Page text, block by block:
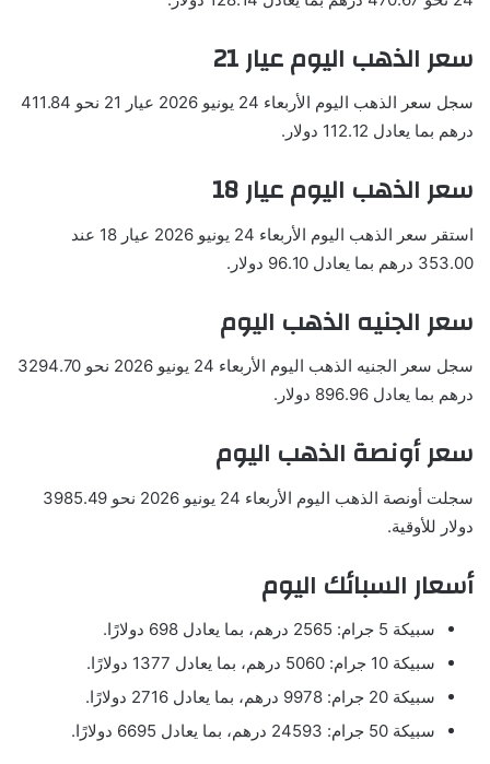
سعر الذهب اليوم عيار 21
سجل سعر الذهب اليوم الأربعاء 24 يونيو 2026 عيار 21 نحو 411.84
درهم بما يعادل 112.12 دولار.
سعر الذهب اليوم عيار 18
استقر سعر الذهب اليوم الأربعاء 24 يونيو 2026 عيار 18 عند
353.00 درهم بما يعادل 96.10 دولار.
سعر الجنيه الذهب اليوم
سجل سعر الجنيه الذهب اليوم الأربعاء 24 يونيو 2026 نحو 3294.70
درهم بما يعادل 896.96 دولار.
سعر أونصة الذهب اليوم
سجلت أونصة الذهب اليوم الأربعاء 24 يونيو 2026 نحو 3985.49
دولار للأوقية.
أسعار السبائك اليوم
سبيكة 5 جرام: 2565 درهم، بما يعادل 698 دولارًا.
سبيكة 10 جرام: 5060 درهم، بما يعادل 1377 دولارًا.
سبيكة 20 جرام: 9978 درهم، بما يعادل 2716 دولارًا.
سبيكة 50 جرام: 24593 درهم، بما يعادل 6695 دولارًا.